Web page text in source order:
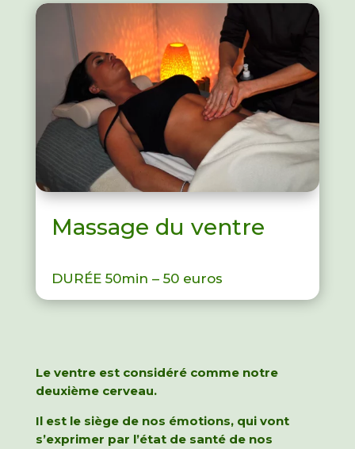
Massage du ventre
DURÉE 50min – 50 euros
Le ventre est considéré comme notre
deuxième cerveau.
Il est le siège de nos émotions, qui vont
s’exprimer par l’état de santé de nos